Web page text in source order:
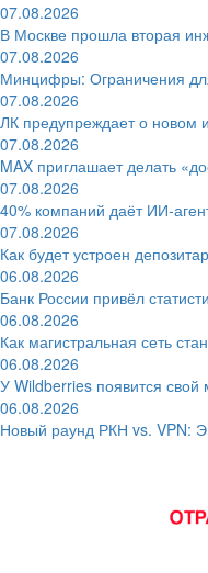
07.08.2026
В Москве прошла вторая
07.08.2026
Минцифры: Ограничения
07.08.2026
ЛК предупреждает о новом
07.08.2026
MAX приглашает делать
07.08.2026
40% компаний даёт
07.08.2026
Как будет устроен
06.08.2026
Банк России привёл
06.08.2026
Как магистральная сеть
06.08.2026
У Wildberries появится свой
06.08.2026
Новый раунд РКН vs. VPN: